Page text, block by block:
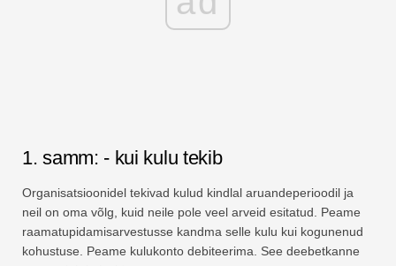
1. samm: - kui kulu tekib
Organisatsioonidel tekivad kulud kindlal aruandeperioodil ja
neil on oma võlg, kuid neile pole veel arveid esitatud. Peame
raamatupidamisarvestusse kandma selle kulu kui kogunenud
kohustuse. Peame kulukonto debiteerima. See deebetkanne